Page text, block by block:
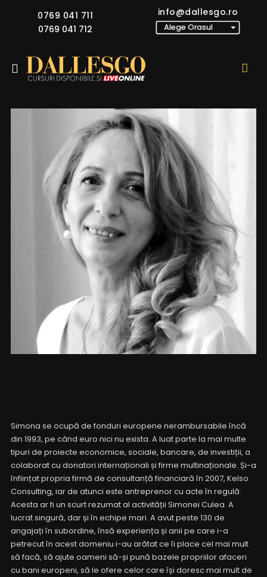
0769 041 711
0769 041 712
info@dallesgo.ro
Simona se ocupă de fonduri europene nerambursabile încă
din 1993, pe când euro nici nu exista. A luat parte la mai multe
tipuri de proiecte economice, sociale, bancare, de investiții, a
colaborat cu donatori internaționali și firme multinaționale. Și-a
înființat propria firmă de consultanță financiară în 2007, Kelso
Consulting, iar de atunci este antreprenor cu acte în regulă.
Acesta ar fi un scurt rezumat al activității Simonei Culea. A
lucrat singură, dar și în echipe mari. A avut peste 130 de
angajați în subordine, însă experiența și anii pe care i-a
petrecut în acest domeniu i-au arătat ce îi place cel mai mult
să facă, să ajute oameni să-și pună bazele propriilor afaceri
cu bani europeni, să le ofere celor care își doresc mai mult de